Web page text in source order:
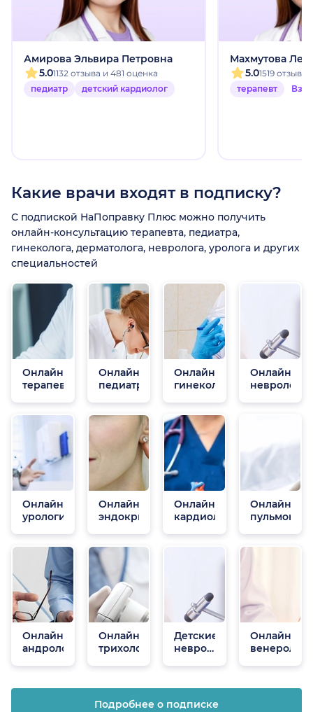
Амирова Эльвира Петровна
5.01132 отзыва и 481 оценка
педиатр
детский кардиолог
Махмутова
5.01519
терапевт
Какие врачи входят в подписку?
С подпиской НаПоправку Плюс можно получить
онлайн-консультацию терапевта, педиатра,
гинеколога, дерматолога, невролога, уролога и других
специальностей
Онлайн
терапевты
Онлайн
педиатры
Онлайн
гинекологи
Онлайн
неврологи
Онлайн
урологи
Онлайн
эндокринологи
Онлайн
кардиологи
Онлайн
Онлайн
андрологи
Онлайн
трихологи
Детские
неврологи
Онлайн
венерологи
Подробнее о подписке